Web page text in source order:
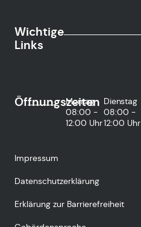
Wichtige
Links
Öffnungszeiten
Montag
08:00 -
12:00 Uhr
Dienstag
08:00 -
12:00 Uhr
Impressum
Datenschutzerklärung
Erklärung zur Barrierefreiheit